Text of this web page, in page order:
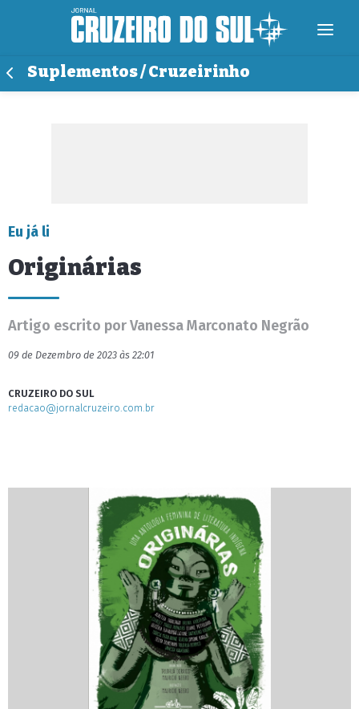
Suplementos / Cruzeirinho
Eu já li
Originárias
Artigo escrito por Vanessa Marconato Negrão
09 de Dezembro de 2023 às 22:01
CRUZEIRO DO SUL
redacao@jornalcruzeiro.com.br